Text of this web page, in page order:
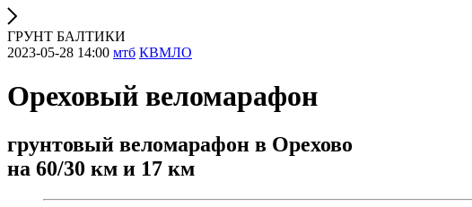
ГРУНТ БАЛТИКИ
2023-05-28 14:00 мтб КВМЛО
Ореховый веломарафон
грунтовый веломарафон в Орехово
на 60/30 км и 17 км